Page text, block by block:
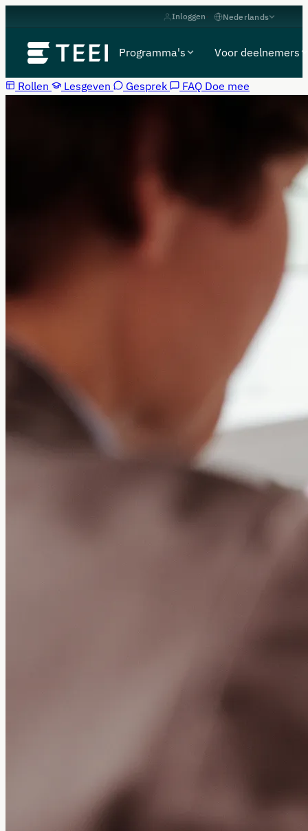
Inloggen Nederlands
Programma's Voor deelnemers
Rollen Lesgeven Gesprek FAQ Doe mee